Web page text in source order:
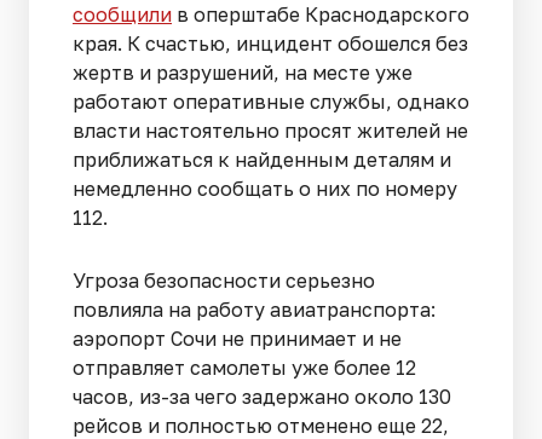
сообщили в оперштабе Краснодарского
края. К счастью, инцидент обошелся без
жертв и разрушений, на месте уже
работают оперативные службы, однако
власти настоятельно просят жителей не
приближаться к найденным деталям и
немедленно сообщать о них по номеру
112.
Угроза безопасности серьезно
повлияла на работу авиатранспорта:
аэропорт Сочи не принимает и не
отправляет самолеты уже более 12
часов, из-за чего задержано около 130
рейсов и полностью отменено еще 22,